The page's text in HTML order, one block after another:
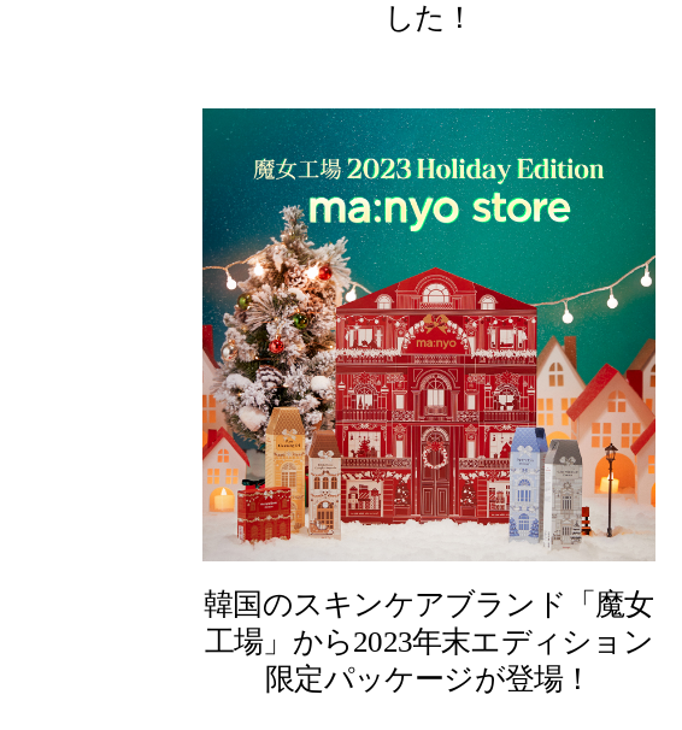
した！
韓国のスキンケアブランド「魔女
工場」から2023年末エディション
限定パッケージが登場！